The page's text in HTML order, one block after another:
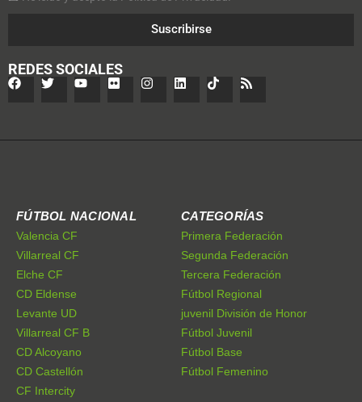
Suscribirse
REDES SOCIALES
FÚTBOL NACIONAL
Valencia CF
Villarreal CF
Elche CF
CD Eldense
Levante UD
Villarreal CF B
CD Alcoyano
CD Castellón
CF Intercity
CATEGORÍAS
Primera Federación
Segunda Federación
Tercera Federación
Fútbol Regional
juvenil División de Honor
Fútbol Juvenil
Fútbol Base
Fútbol Femenino